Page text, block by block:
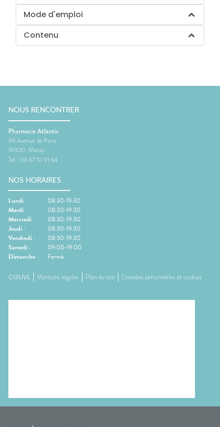
Mode d'emploi
Contenu
NOUS RENCONTRER
Pharmacie Atlantis
99 Avenue de Paris
91300 Massy
Tel : 09 67 10 91 64
NOS HORAIRES
Lundi :
08:30-19:30
Mardi :
08:30-19:30
Mercredi :
08:30-19:30
Jeudi :
08:30-19:30
Vendredi :
08:30-19:30
Samedi :
09:00-19:00
Dimanche : Fermé
CGUVL Mentions légales Plan du site Données personnelles et cookies